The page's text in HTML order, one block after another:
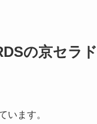
の京セラ
います。